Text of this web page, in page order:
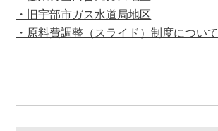
・旧宇部市ガス水道局地区
・原料費調整（スライド）制度について